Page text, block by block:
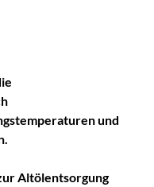
und
Altölentsorgung